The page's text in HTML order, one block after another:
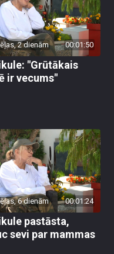
2 dienām 00:01:50
"Grūtākais
ir vecums"
6 dienām 00:01:24
pastāsta,
sevi par mammas